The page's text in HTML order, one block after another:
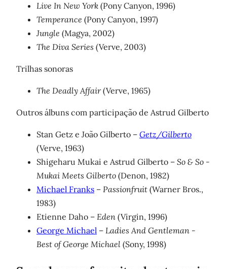
Live In New York (Pony Canyon, 1996)
Temperance (Pony Canyon, 1997)
Jungle (Magya, 2002)
The Diva Series (Verve, 2003)
Trilhas sonoras
The Deadly Affair(Verve, 1965)
Outros álbuns com participação de Astrud Gilberto
Stan Getz e João Gilberto – Getz/Gilberto
(Verve, 1963)
Shigeharu Mukai e Astrud Gilberto – So & So -
Mukai Meets Gilberto (Denon, 1982)
Michael Franks – Passionfruit (Warner Bros.,
1983)
Etienne Daho – Eden (Virgin, 1996)
George Michael – Ladies And Gentleman -
Best of George Michael (Sony, 1998)